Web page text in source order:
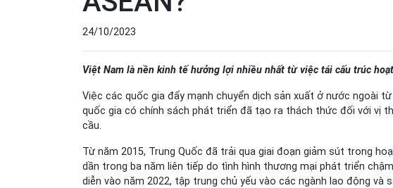
24/10/2023
Việt Nam là nền kinh tế hưởng lợi nhiều nhất từ việc tái cấu trúc
Việc các quốc gia đẩy mạnh chuyển dịch sản xuất ở nước ngoài
quốc gia có chính sách phát triển đã tạo ra thách thức đối với vị
cầu.
Từ năm 2015, Trung Quốc đã trải qua giai đoạn giảm sút trong
dần trong ba năm liên tiếp do tình hình thương mại phát triển
diễn vào năm 2022, tập trung chủ yếu vào các ngành lao động và